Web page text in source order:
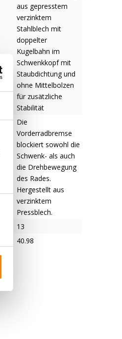
aus gepresstem
verzinktem
Stahlblech mit
doppelter
Kugelbahn im
Schwenkkopf mit
Staubdichtung und
ohne Mittelbolzen
für zusätzliche
Stabilität
Die
Vorderradbremse
blockiert sowohl die
Schwenk- als auch
die Drehbewegung
des Rades.
Hergestellt aus
verzinktem
Pressblech.
13
40.98